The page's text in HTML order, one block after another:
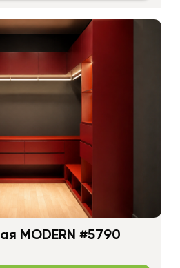
MODERN #5790